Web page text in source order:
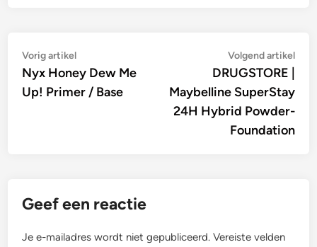
Bericht
navigatie
Vorig artikelVorig
artikel:
Nyx Honey Dew Me
Up! Primer / Base
Volgend artikel
DRUGSTORE |
Maybelline SuperStay
24H Hybrid Powder-
Foundation
Geef een reactie
Je e-mailadres wordt niet gepubliceerd. Vereiste velden